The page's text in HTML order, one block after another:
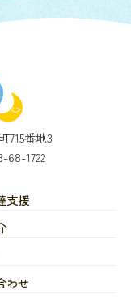
715番地3
68-1722
支援
わせ